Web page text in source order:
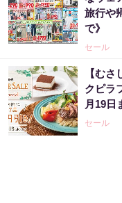
PR（合
「
が暴露
PR（合
旅行や
で》
セール
【む
クピラ
月19日
セール